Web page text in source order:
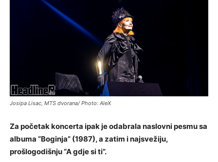
Josipa Lisac, MTS dvorana/ Photo: AleX
Za početak koncerta ipak je odabrala naslovni pesmu sa
albuma “Boginja” (1987), a zatim i najsvežiju,
prošlogodišnju “A gdje si ti”.